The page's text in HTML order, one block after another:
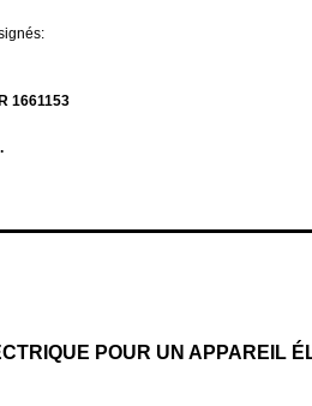
1661153
POUR UN APPAREIL